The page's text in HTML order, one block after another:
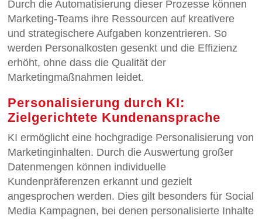
Durch die Automatisierung dieser Prozesse können
Marketing-Teams ihre Ressourcen auf kreativere
und strategischere Aufgaben konzentrieren. So
werden Personalkosten gesenkt und die Effizienz
erhöht, ohne dass die Qualität der
Marketingmaßnahmen leidet.
Personalisierung durch KI:
Zielgerichtete Kundenansprache
KI ermöglicht eine hochgradige Personalisierung von
Marketinginhalten. Durch die Auswertung großer
Datenmengen können individuelle
Kundenpräferenzen erkannt und gezielt
angesprochen werden. Dies gilt besonders für Social
Media Kampagnen, bei denen personalisierte Inhalte